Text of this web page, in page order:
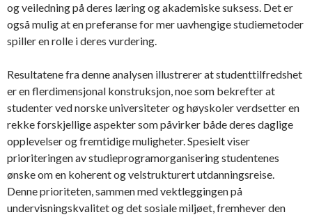
og veiledning på deres læring og akademiske suksess. Det er
også mulig at en preferanse for mer uavhengige studiemetoder
spiller en rolle i deres vurdering.
Resultatene fra denne analysen illustrerer at studenttilfredshet
er en flerdimensjonal konstruksjon, noe som bekrefter at
studenter ved norske universiteter og høyskoler verdsetter en
rekke forskjellige aspekter som påvirker både deres daglige
opplevelser og fremtidige muligheter. Spesielt viser
prioriteringen av studieprogramorganisering studentenes
ønske om en koherent og velstrukturert utdanningsreise.
Denne prioriteten, sammen med vektleggingen på
undervisningskvalitet og det sosiale miljøet, fremhever den